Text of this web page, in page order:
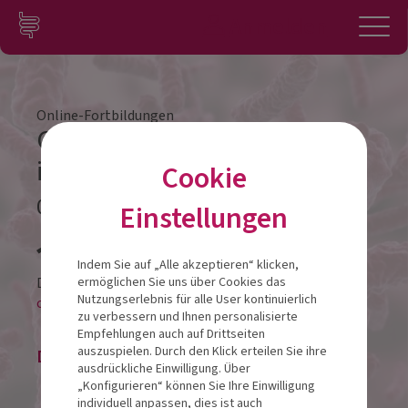
Zum Inhalt springen
Konto
Online-Fortbildungen
Gastrointestinale Probleme
im Sport
05.12.2022
Diese Veranstaltung findet als
online-LIVESTREAM statt.
Die Veranstaltung ist beendet.
Cookie
Einstellungen
Indem Sie auf „Alle akzeptieren“ klicken,
ermöglichen Sie uns über Cookies das
Nutzungserlebnis für alle User kontinuierlich
zu verbessern und Ihnen personalisierte
Empfehlungen auch auf Drittseiten
auszuspielen. Durch den Klick erteilen Sie ihre
ausdrückliche Einwilligung. Über
„Konfigurieren“ können Sie Ihre Einwilligung
individuell anpassen, dies ist auch